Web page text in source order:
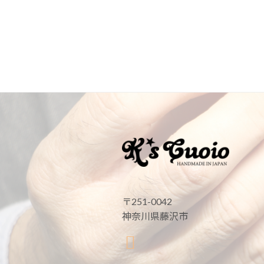
〒251-0042
神奈川県藤沢市